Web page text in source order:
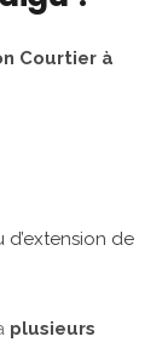
Courtier à
d’extension de
plusieurs